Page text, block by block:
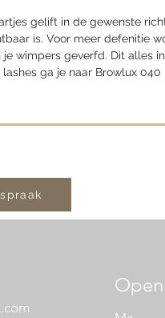
gelift in de gewenste
is. Voor meer defenitie
wimpers geverfd. Dit alles
ga je naar Browlux 040